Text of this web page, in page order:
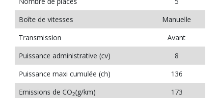
Boîte de vitesses
Manuelle
Transmission
Avant
Puissance administrative (cv)
8
Puissance maxi cumulée (ch)
136
Emissions de CO2(g/km)
173